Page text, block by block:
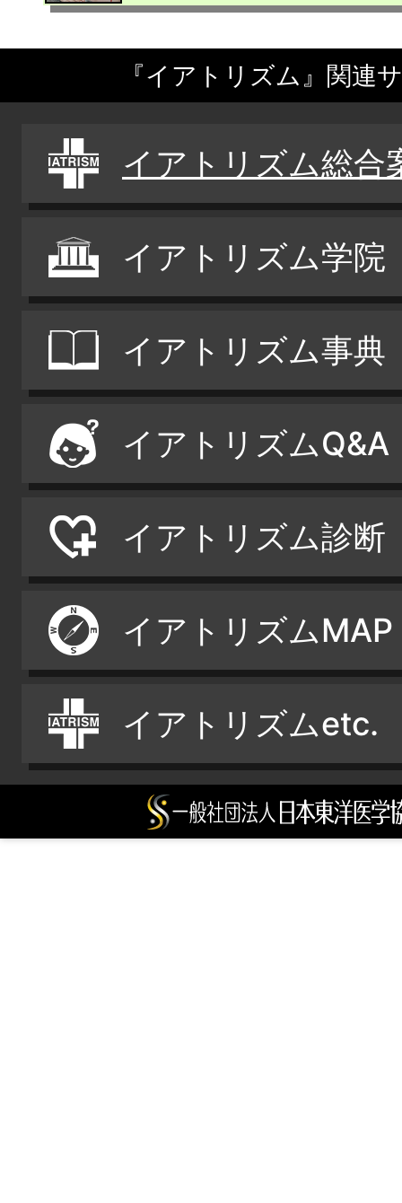
『イアトリズム』関連
イアトリズム総合
イアトリズム学院
イアトリズム事典
イアトリズムQ&A
イアトリズム診断
イアトリズムMAP
イアトリズムetc.